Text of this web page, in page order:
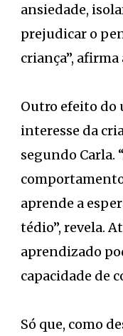
ansiedade,
prejudicar o
criança”, afirma
Outro efeito do
interesse da
segundo Carla.
aprende a
tédio”, revela.
aprendizado
capacidade de
Só que, como